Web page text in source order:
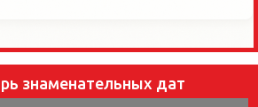
знаменательных дат